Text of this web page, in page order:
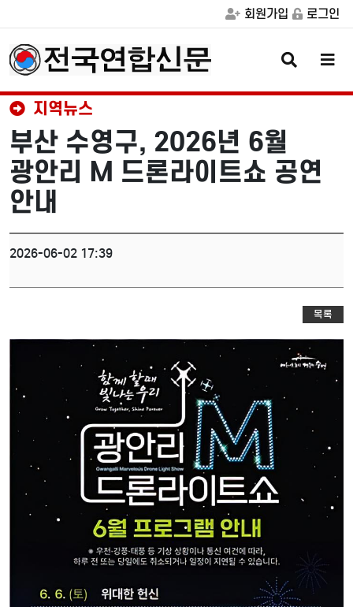
회원가입 로그인
검
색
버
메
버
지역뉴스
부산 수영구, 2026년 6월
광안리 M 드론라이트쇼 공연
안내
2026-06-02 17:39
목록